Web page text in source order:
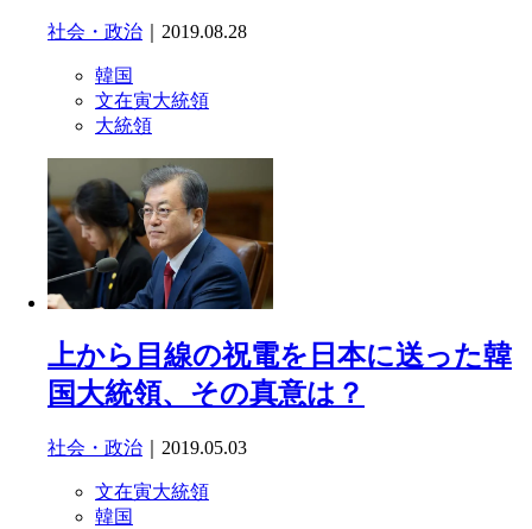
社会・政治 ｜2019.08.28
韓国
文在寅大統領
大統領
上から目線の祝電を日本に送った韓
国大統領、その真意は？
社会・政治 ｜2019.05.03
文在寅大統領
韓国